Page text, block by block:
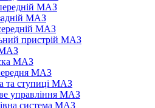
МАЗ
МАЗ
МАЗ
пристрій МАЗ
МАЗ
МАЗ
МАЗ
та ступиці МАЗ
управління МАЗ
система МАЗ